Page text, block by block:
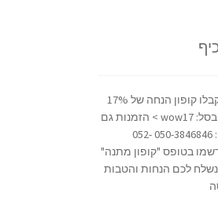
> עקב המצב קבלו קופון הנחה של 17%
בהקשת הקוד בסל: wow17 > הזמנות גם
בטלפון/ווצאפ: 050-3846846 052-
> הירשמו בטופס "קופון מתנה"
לכם הנחות והטבות